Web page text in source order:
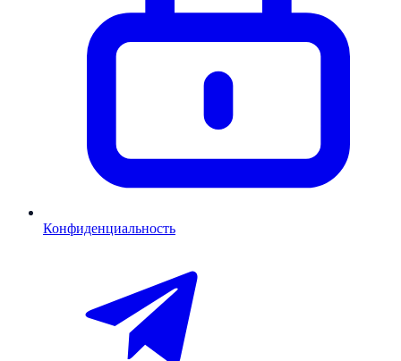
Конфиденциальность